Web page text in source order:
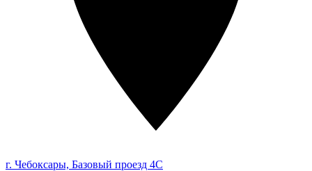
г. Чебоксары, Базовый проезд 4С